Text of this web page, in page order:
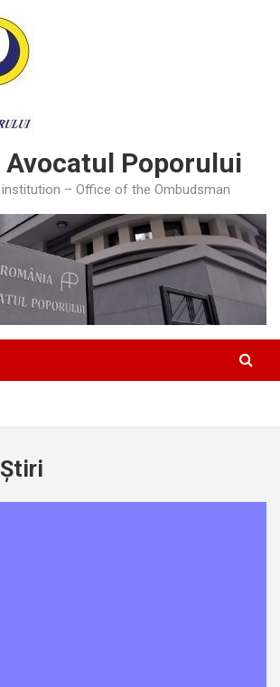
de unelte
Poporului
institution – Office of the Ombudsman
Știri